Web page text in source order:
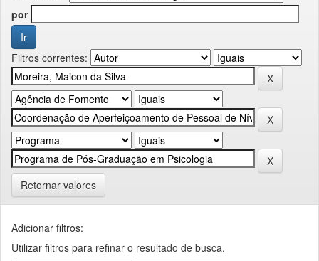
por
Filtros correntes:
Retornar valores
Adicionar filtros:
Utilizar filtros para refinar o resultado de busca.